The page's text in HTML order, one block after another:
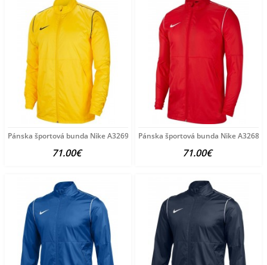
Pánska športová bunda Nike A3269
71.00€
Pánska športová bunda Nike A3268
71.00€